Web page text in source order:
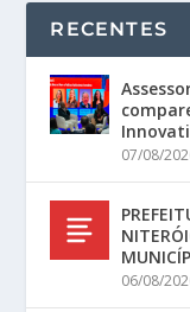
RECENTES
07/08/
06/08/